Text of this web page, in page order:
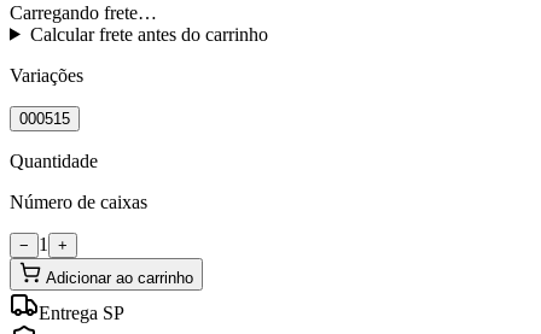
Carregando frete…
Calcular frete antes do carrinho
Variações
000515
Quantidade
Número de caixas
− 1
+
Adicionar ao carrinho
Entrega SP